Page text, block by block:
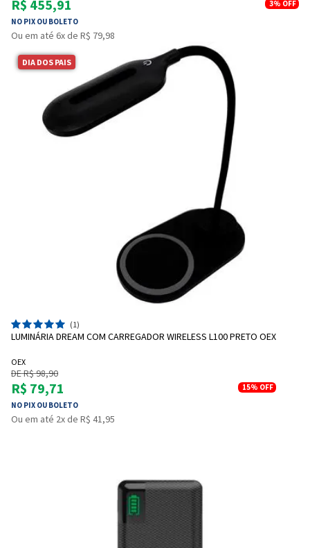
R$ 455,91
NO PIX OU BOLETO
3% OFF
Ou em até 6x de R$ 79,98
DIA DOS PAIS
(1)
LUMINÁRIA DREAM COM CARREGADOR WIRELESS L100 PRETO OEX
OEX
DE R$ 98,90
R$ 79,71
NO PIX OU BOLETO
15% OFF
Ou em até 2x de R$ 41,95